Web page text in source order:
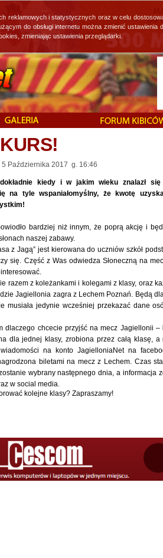
Października 2017 g. 16:46
kiedy i w jakim wieku znalazł
na tyle wspaniałomyślny, że kwotę
bardziej niż innym, że poprą akcję i
naszej zabawy.
z Jagą” jest kierowana do uczniów szkół
się. Część z Was odwiedza Słoneczną na
razem z koleżankami i kolegami z klasy, oraz
Jagiellonia zagra z Lechem Poznań. Będą
musiała jedynie wcześniej przekazać dane
dlaczego chcecie przyjść na mecz Jagiellonii
dla jednej klasy, zrobiona przez całą klasę, a
na konto JagielloniaNet na
biletami na mecz z Lechem. Czas
wybrany następnego dnia, a informacja
w social media.
kolejne klasy? Zapraszamy!
reklamowych i statystycznych oraz w celu
do obsługi internetu można zmienić
zmieniając ustawienia przeglądarki.